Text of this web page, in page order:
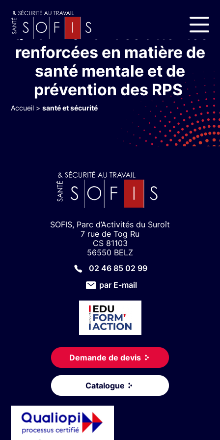
QVCT 2026 : des attentes
renforcées en matière de
santé mentale et de
prévention des RPS
Accueil >santé et sécurité
SOFIS, Parc d’Activités du Suroît
7 rue de Tog Ru
CS 81103
56550 BELZ
02 46 85 02 99
par E-mail
Demande de devis
Catalogue